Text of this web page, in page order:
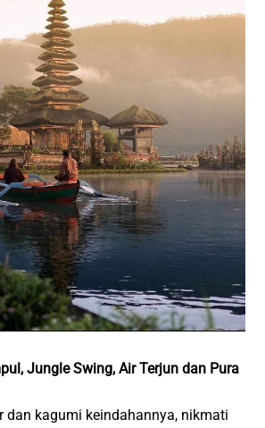
Jungle Swing, Air Terjun dan Pura
dan kagumi keindahannya, nikmati